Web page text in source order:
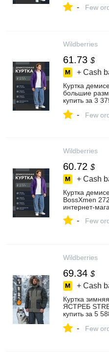
- Few
Wildberries
61.73 $
+ Cash
Куртка
большие
купить за 3
- Few
Wildberries
60.72 $
+ Cash
Куртка
BossXmen
- Few
Wildberries
69.34 $
+ Cash
Куртка
ЯСТРЕБ
купить за 5
- Few